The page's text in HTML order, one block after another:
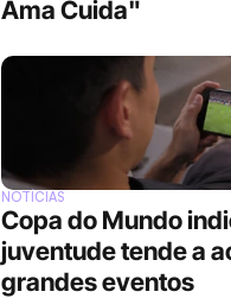
Ama Cuida"
NOTÍCIAS
Copa do Mundo
juventude tende a
grandes eventos